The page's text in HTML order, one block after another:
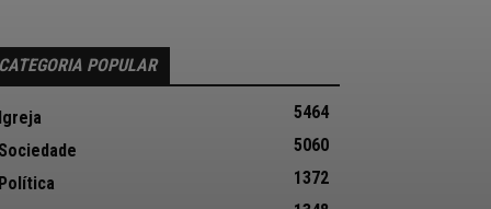
CATEGORIA POPULAR
Igreja
5464
Sociedade
5060
Política
1372